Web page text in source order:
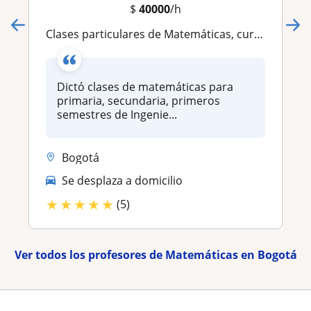
$ 40000/h
Clases particulares de Matemáticas, cursos pre-icfes, refuerzos escolares y asesorías de tareas en forma virtual o presencial
Dictó clases de matemáticas para
primaria, secundaria, primeros
semestres de Ingenie...
Bogotá
Se desplaza a domicilio
★★★★★ (5)
Ver todos los profesores de Matemáticas en Bogotá